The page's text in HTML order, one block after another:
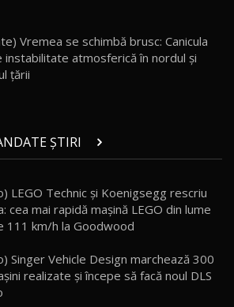
23:36
ZEEKR 7X / Test Drive AutoBlog.MD
29:08
BYD Dolphin Surf / Test Drive
Mazda 6e / Test Drive AutoBlog.MD
& Co 01 / Test Drive AutoBlog.MD
Vremea se schimbă brusc: Canicula
instabilitate atmosferică în nordul și
țării
ȘTIRI
LEGO Technic și Koenigsegg rescriu
cea mai rapidă mașină LEGO din lume
111 km/h la Goodwood
Singer Vehicle Design marchează 300
realizate și începe să facă noul DLS